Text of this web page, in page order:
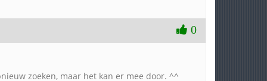
0
zoeken, maar het kan er mee door. ^^